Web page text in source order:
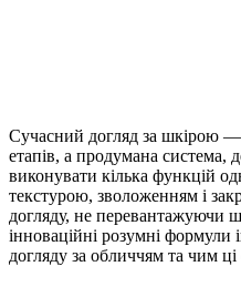
Сучасний догляд за шкірою
етапів, а продумана система,
виконувати кілька функцій
текстурою, зволоженням і
догляду, не перевантажуючи
інноваційні розумні формули
догляду за обличчям та чим